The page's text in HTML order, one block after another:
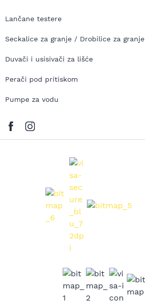
Lančane testere
Seckalice za granje / Drobilice za granje
Duvači i usisivači za lišće
Perači pod pritiskom
Pumpe za vodu